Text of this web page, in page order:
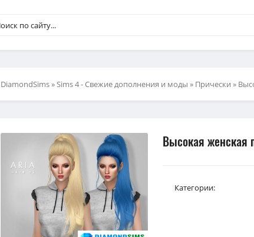
DiamondSims»Sims 4 - Свежие дополнения и моды » Прически »
Высокая женская
Категории: